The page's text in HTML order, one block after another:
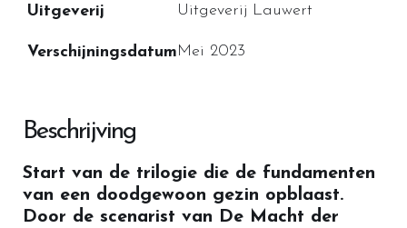
Uitgeverij Uitgeverij Lauwert
VerschijningsdatumMei 2023
Beschrijving
Start van de trilogie die de fundamenten
van een doodgewoon gezin opblaast.
Door de scenarist van De Macht der